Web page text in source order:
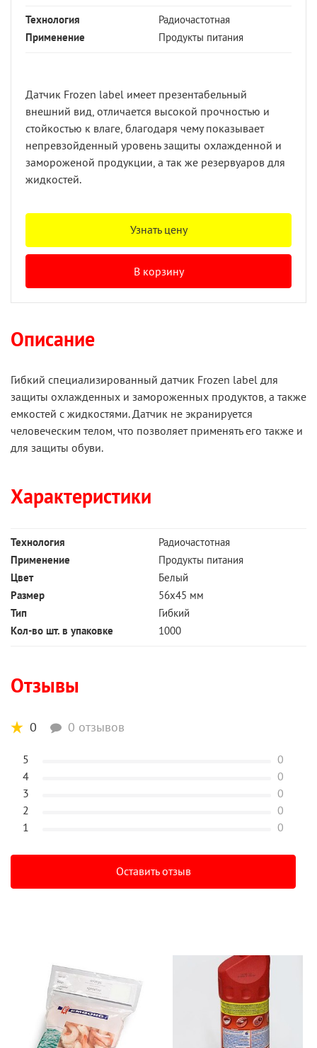
Технология
Радиочастотная
Применение
Продукты питания
Датчик Frozen label имеет презентабельный
внешний вид, отличается высокой прочностью и
стойкостью к влаге, благодаря чему показывает
непревзойденный уровень защиты охлажденной и
замороженой продукции, а так же резервуаров для
жидкостей.
Узнать цену
В корзину
Описание
Гибкий специализированный датчик Frozen label для
защиты охлажденных и замороженных продуктов, а также
емкостей с жидкостями. Датчик не экранируется
человеческим телом, что позволяет применять его также и
для защиты обуви.
Характеристики
Технология
Радиочастотная
Применение
Продукты питания
Цвет
Белый
Размер
56х45 мм
Тип
Гибкий
Кол-во шт. в упаковке
1000
Отзывы
0 0 отзывов
5
0
4
0
3
0
2
0
1
0
Оставить отзыв